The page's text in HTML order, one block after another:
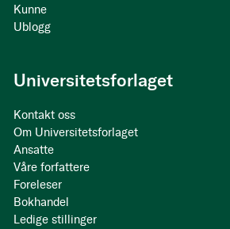
Kunne
Ublogg
Universitetsforlaget
Kontakt oss
Om Universitetsforlaget
Ansatte
Våre forfattere
Foreleser
Bokhandel
Ledige stillinger